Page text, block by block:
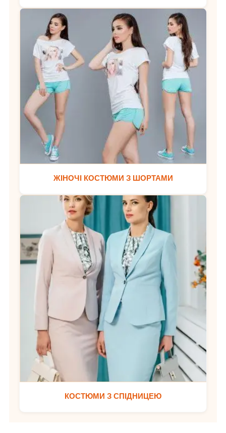
ЖІНОЧІ КОСТЮМИ З ШОРТАМИ
КОСТЮМИ З СПІДНИЦЕЮ